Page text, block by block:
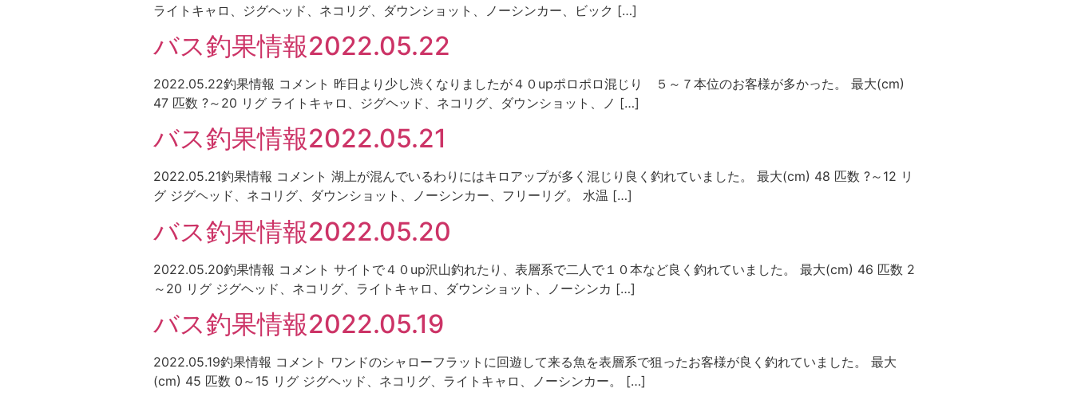
ライトキャロ、ジグヘッド、ネコリグ、ダウンショット、ノーシンカー、ビック […]
バス釣果情報2022.05.22
2022.05.22釣果情報 コメント 昨日より少し渋くなりましたが４０upポロポロ混じり ５～７本位のお客様が多かった。 最大(cm)
47 匹数 ?～20 リグ ライトキャロ、ジグヘッド、ネコリグ、ダウンショット、ノ […]
バス釣果情報2022.05.21
2022.05.21釣果情報 コメント 湖上が混んでいるわりにはキロアップが多く混じり良く釣れていました。 最大(cm) 48 匹数 ?～12 リ
グ ジグヘッド、ネコリグ、ダウンショット、ノーシンカー、フリーリグ。 水温 […]
バス釣果情報2022.05.20
2022.05.20釣果情報 コメント サイトで４０up沢山釣れたり、表層系で二人で１０本など良く釣れていました。 最大(cm) 46 匹数 2
～20 リグ ジグヘッド、ネコリグ、ライトキャロ、ダウンショット、ノーシンカ […]
バス釣果情報2022.05.19
2022.05.19釣果情報 コメント ワンドのシャローフラットに回遊して来る魚を表層系で狙ったお客様が良く釣れていました。 最大
(cm) 45 匹数 0～15 リグ ジグヘッド、ネコリグ、ライトキャロ、ノーシンカー。 […]